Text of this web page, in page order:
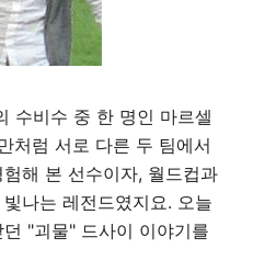
수비수 중 한 명인 마르셀
처럼 서로 다른 두 팀에서
해 본 선수이자, 월드컵과
나는 레전드였지요. 오늘
"괴물" 드사이 이야기를